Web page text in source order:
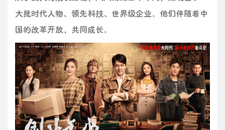
大批时代人物、领先科技、世界级企业。他们伴随着中
国的改革开放，共同成长。